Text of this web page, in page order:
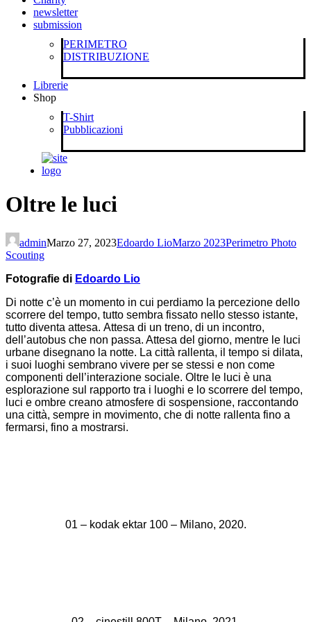
newsletter
submission
PERIMETRO
DISTRIBUZIONE
Librerie
Shop
T-Shirt
Pubblicazioni
Oltre le luci
adminMarzo 27, 2023Edoardo LioMarzo 2023Perimetro Photo
Scouting
Fotografie di Edoardo Lio
Di notte c’è un momento in cui perdiamo la percezione dello
scorrere del tempo, tutto sembra fissato nello stesso istante,
tutto diventa attesa. Attesa di un treno, di un incontro,
dell’autobus che non passa. Attesa del giorno, mentre le luci
urbane disegnano la notte. La città rallenta, il tempo si dilata,
i suoi luoghi sembrano vivere per se stessi e non come
componenti dell’interazione sociale. Oltre le luci è una
esplorazione sul rapporto tra i luoghi e lo scorrere del tempo,
luci e ombre creano atmosfere di sospensione, raccontando
una città, sempre in movimento, che di notte rallenta fino a
fermarsi, fino a mostrarsi.
01 – kodak ektar 100 – Milano, 2020.